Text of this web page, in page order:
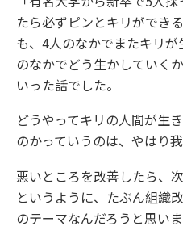
たら必ずピンとキリができ
も、4人のなかでまたキリ
のなかでどう生かしていく
いった話でした。
どうやってキリの人間が生
のかっていうのは、やはり
悪いところを改善したら、
というように、たぶん組織
のテーマなんだろうと思いま